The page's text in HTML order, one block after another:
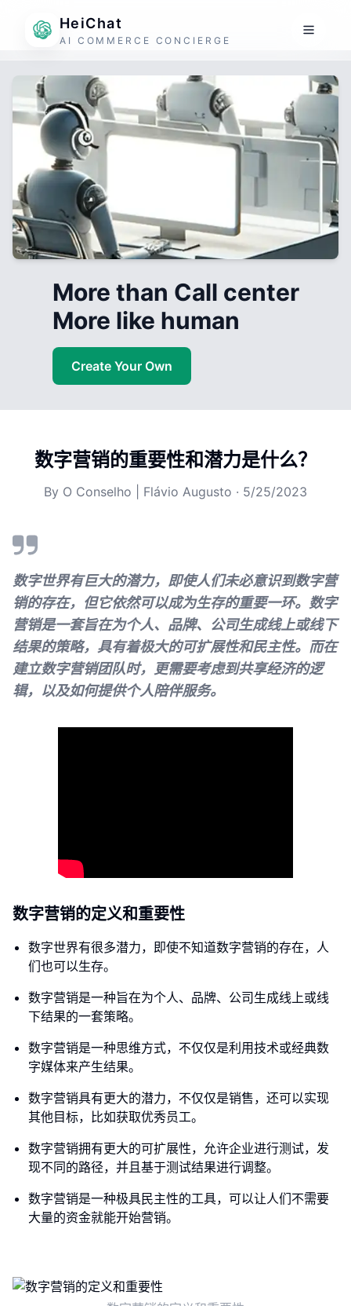
HeiChat
AI COMMERCE CONCIERGE
More than Call center
More like human
Create Your Own
数字营销的重要性和潜力是什么？
By O Conselho | Flávio Augusto · 5/25/2023
数字世界有巨大的潜力，即使人们未必意识到数字营
销的存在，但它依然可以成为生存的重要一环。数字
营销是一套旨在为个人、品牌、公司生成线上或线下
结果的策略，具有着极大的可扩展性和民主性。而在
建立数字营销团队时，更需要考虑到共享经济的逻
辑，以及如何提供个人陪伴服务。
数字营销的定义和重要性
数字世界有很多潜力，即使不知道数字营销的存在，人
们也可以生存。
数字营销是一种旨在为个人、品牌、公司生成线上或线
下结果的一套策略。
数字营销是一种思维方式，不仅仅是利用技术或经典数
字媒体来产生结果。
数字营销具有更大的潜力，不仅仅是销售，还可以实现
其他目标，比如获取优秀员工。
数字营销拥有更大的可扩展性，允许企业进行测试，发
现不同的路径，并且基于测试结果进行调整。
数字营销是一种极具民主性的工具，可以让人们不需要
大量的资金就能开始营销。